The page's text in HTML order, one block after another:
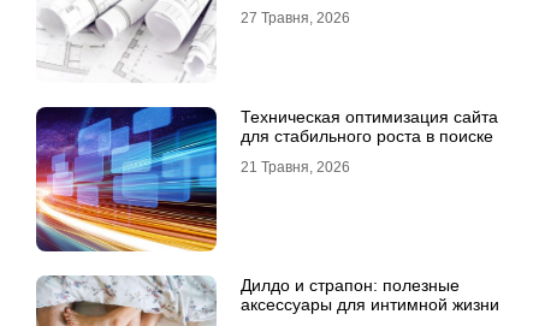
27 Травня, 2026
Техническая оптимизация сайта
для стабильного роста в поиске
21 Травня, 2026
Дилдо и страпон: полезные
аксессуары для интимной жизни